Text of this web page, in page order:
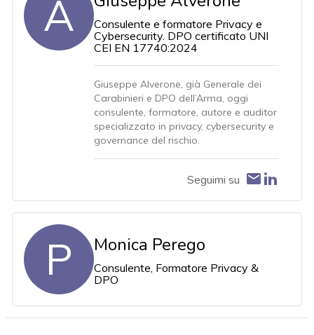
A
Consulente e formatore Privacy e
Cybersecurity. DPO certificato UNI
CEI EN 17740:2024
Giuseppe Alverone, già Generale dei
Carabinieri e DPO dell’Arma, oggi
consulente, formatore, autore e auditor
specializzato in privacy, cybersecurity e
governance del rischio.
Seguimi su
P Monica Perego
Consulente, Formatore Privacy &
DPO